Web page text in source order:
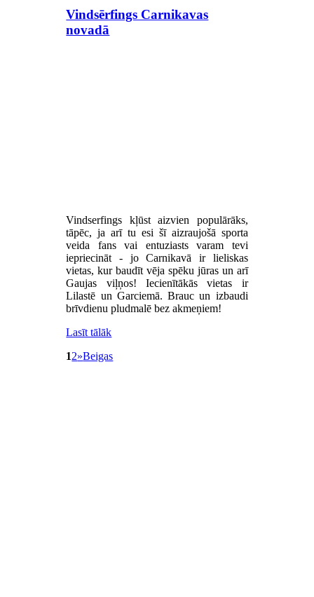
Vindsērfings Carnikavas
novadā
Vindserfings kļūst aizvien populārāks,
tāpēc, ja arī tu esi šī aizraujošā sporta
veida fans vai entuziasts varam tevi
iepriecināt - jo Carnikavā ir lieliskas
vietas, kur baudīt vēja spēku jūras un arī
Gaujas viļņos! Iecienītākās vietas ir
Lilastē un Garciemā. Brauc un izbaudi
brīvdienu pludmalē bez akmeņiem!
Lasīt tālāk
12»Beigas